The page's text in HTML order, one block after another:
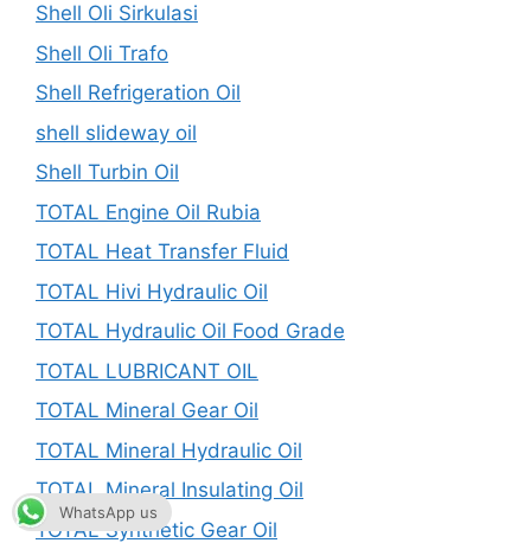
Shell Oli Sirkulasi
Shell Oli Trafo
Shell Refrigeration Oil
shell slideway oil
Shell Turbin Oil
TOTAL Engine Oil Rubia
TOTAL Heat Transfer Fluid
TOTAL Hivi Hydraulic Oil
TOTAL Hydraulic Oil Food Grade
TOTAL LUBRICANT OIL
TOTAL Mineral Gear Oil
TOTAL Mineral Hydraulic Oil
TOTAL Mineral Insulating Oil
TOTAL Synthetic Gear Oil
WhatsApp us